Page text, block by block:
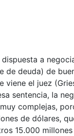
a
de deuda) de
viene el juez
sentencia, la
complejas,
de dólares,
15.000